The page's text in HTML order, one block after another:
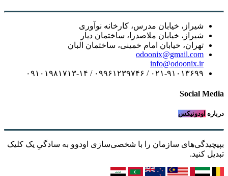
شیراز، خیابان مدرس، کارخانه نوآوری
شیراز، خیابان ملاصدرا، ساختمان دیار
تهران، خیابان امام خمینی، ساختمان البان
odoonix@gmail.com
info@odoonix.ir
۰۲۱-۹۱۰۱۳۶۹۹ / ۰۹۹۶۱۲۳۹۷۴۶ / ۰۹۱۰۱۹۸۱۷۱۳-۱۴
Social Media
درباره اودونیکس
بپیچیدگی‌های سازمان را با شخصی‌سازی اودوو به سادگیِ یک کلیک
تبدیل کنید.